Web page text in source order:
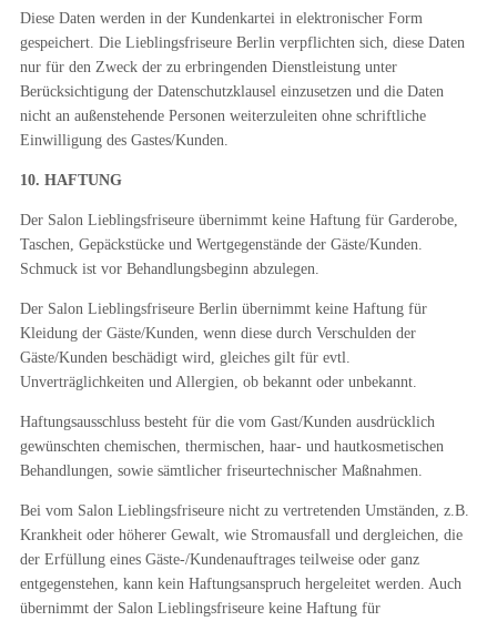
Diese Daten werden in der Kundenkartei in elektronischer Form
gespeichert. Die Lieblingsfriseure Berlin verpflichten sich, diese Daten
nur für den Zweck der zu erbringenden Dienstleistung unter
Berücksichtigung der Datenschutzklausel einzusetzen und die Daten
nicht an außenstehende Personen weiterzuleiten ohne schriftliche
Einwilligung des Gastes/Kunden.
10. HAFTUNG
Der Salon Lieblingsfriseure übernimmt keine Haftung für Garderobe,
Taschen, Gepäckstücke und Wertgegenstände der Gäste/Kunden.
Schmuck ist vor Behandlungsbeginn abzulegen.
Der Salon Lieblingsfriseure Berlin übernimmt keine Haftung für
Kleidung der Gäste/Kunden, wenn diese durch Verschulden der
Gäste/Kunden beschädigt wird, gleiches gilt für evtl.
Unverträglichkeiten und Allergien, ob bekannt oder unbekannt.
Haftungsausschluss besteht für die vom Gast/Kunden ausdrücklich
gewünschten chemischen, thermischen, haar- und hautkosmetischen
Behandlungen, sowie sämtlicher friseurtechnischer Maßnahmen.
Bei vom Salon Lieblingsfriseure nicht zu vertretenden Umständen, z.B.
Krankheit oder höherer Gewalt, wie Stromausfall und dergleichen, die
der Erfüllung eines Gäste-/Kundenauftrages teilweise oder ganz
entgegenstehen, kann kein Haftungsanspruch hergeleitet werden. Auch
übernimmt der Salon Lieblingsfriseure keine Haftung für